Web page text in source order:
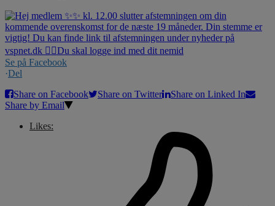
Se på Facebook
·Del
Share on Facebook
Share on Twitter
Share on Linked In
Share by Email
Likes: